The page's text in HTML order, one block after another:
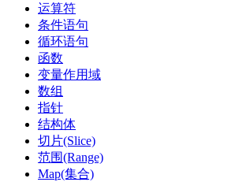
运算符
条件语句
循环语句
函数
变量作用域
数组
指针
结构体
切片(Slice)
范围(Range)
Map(集合)